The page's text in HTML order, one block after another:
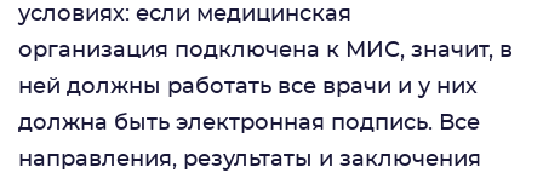
условиях: если медицинская
организация подключена к МИС, значит, в
ней должны работать все врачи и у них
должна быть электронная подпись. Все
направления, результаты и заключения